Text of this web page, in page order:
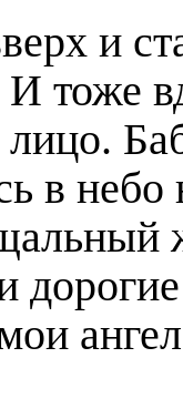
и
тоже
лицо.
в небо